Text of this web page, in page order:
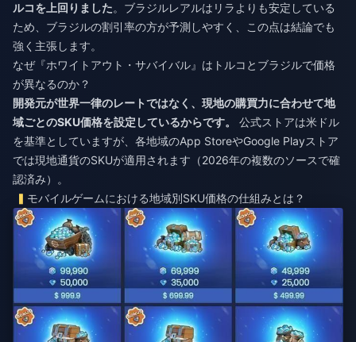
ルコを上回りました。ブラジルレアルはリラよりも安定している
ため、ブラジルの割引率の方が予測しやすく、この点は結論でも
強く主張します。
なぜ『ホワイトアウト・サバイバル』はトルコとブラジルで価格
が異なるのか？
開発元が世界一律のレートではなく、現地の購買力に合わせて地
域ごとのSKU価格を設定しているからです。
公式ストアは米ドル
を基準としていますが、各地域のApp StoreやGoogle Playストア
では現地通貨のSKUが適用されます（2026年の複数のソースで確
認済み）。
モバイルゲームにおける地域別SKU価格の仕組みとは？